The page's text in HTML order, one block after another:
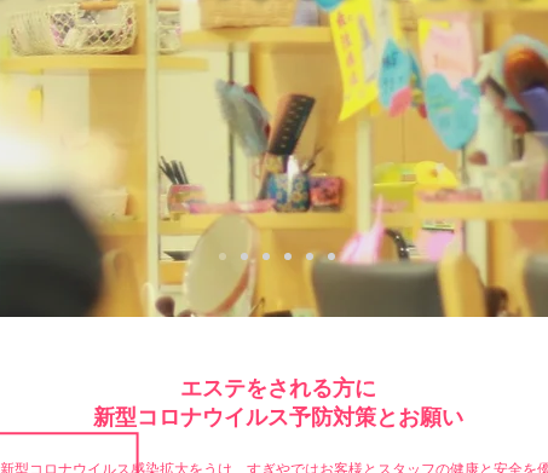
エステをされる方に
新型コロナウイルス予防対策とお願い
新型コロナウイルス感染拡大をうけ、すぎやではお客様とスタッフの健康と安全を